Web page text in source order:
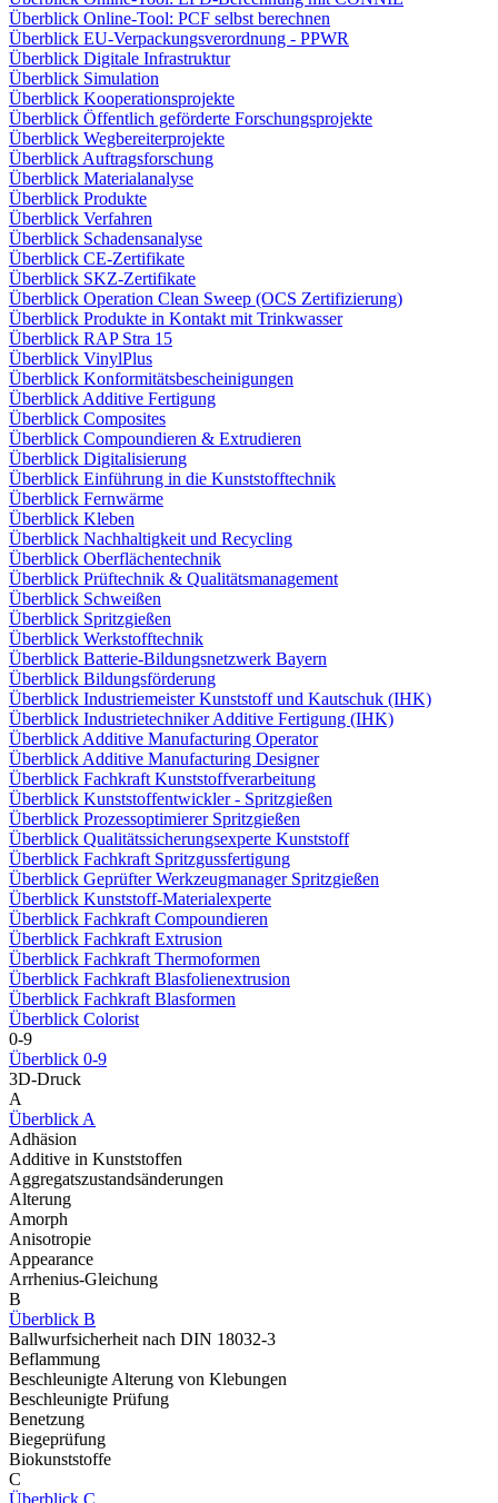
Überblick Online-Tool: PCF selbst berechnen
Überblick EU-Verpackungsverordnung - PPWR
Überblick Digitale Infrastruktur
Überblick Simulation
Überblick Kooperationsprojekte
Überblick Öffentlich geförderte Forschungsprojekte
Überblick Wegbereiterprojekte
Überblick Auftragsforschung
Überblick Materialanalyse
Überblick Produkte
Überblick Verfahren
Überblick Schadensanalyse
Überblick CE-Zertifikate
Überblick SKZ-Zertifikate
Überblick Operation Clean Sweep (OCS Zertifizierung)
Überblick Produkte in Kontakt mit Trinkwasser
Überblick RAP Stra 15
Überblick VinylPlus
Überblick Konformitätsbescheinigungen
Überblick Additive Fertigung
Überblick Composites
Überblick Compoundieren & Extrudieren
Überblick Digitalisierung
Überblick Einführung in die Kunststofftechnik
Überblick Fernwärme
Überblick Kleben
Überblick Nachhaltigkeit und Recycling
Überblick Oberflächentechnik
Überblick Prüftechnik & Qualitätsmanagement
Überblick Schweißen
Überblick Spritzgießen
Überblick Werkstofftechnik
Überblick Batterie-Bildungsnetzwerk Bayern
Überblick Bildungsförderung
Überblick Industriemeister Kunststoff und Kautschuk (IHK)
Überblick Industrietechniker Additive Fertigung (IHK)
Überblick Additive Manufacturing Operator
Überblick Additive Manufacturing Designer
Überblick Fachkraft Kunststoffverarbeitung
Überblick Kunststoffentwickler - Spritzgießen
Überblick Prozessoptimierer Spritzgießen
Überblick Qualitätssicherungsexperte Kunststoff
Überblick Fachkraft Spritzgussfertigung
Überblick Geprüfter Werkzeugmanager Spritzgießen
Überblick Kunststoff-Materialexperte
Überblick Fachkraft Compoundieren
Überblick Fachkraft Extrusion
Überblick Fachkraft Thermoformen
Überblick Fachkraft Blasfolienextrusion
Überblick Fachkraft Blasformen
Überblick Colorist
0-9
Überblick 0-9
3D-Druck
A
Überblick A
Adhäsion
Additive in Kunststoffen
Aggregatszustandsänderungen
Alterung
Amorph
Anisotropie
Appearance
Arrhenius-Gleichung
B
Überblick B
Ballwurfsicherheit nach DIN 18032-3
Beflammung
Beschleunigte Alterung von Klebungen
Beschleunigte Prüfung
Benetzung
Biegeprüfung
Biokunststoffe
C
Überblick C